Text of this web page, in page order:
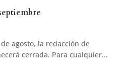
agosto, la redacción de
cerrada. Para cualquier...